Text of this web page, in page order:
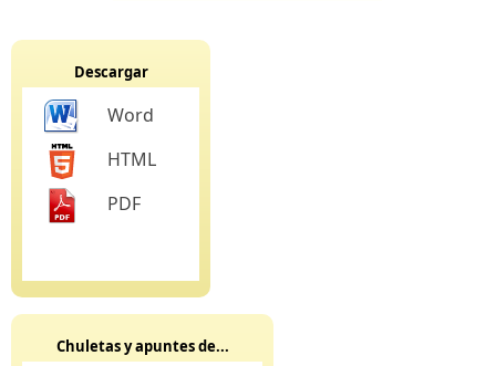
Descargar
Word
HTML
PDF
Chuletas y apuntes de...